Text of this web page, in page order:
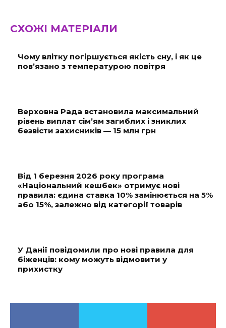
СХОЖІ МАТЕРІАЛИ
Чому влітку погіршується якість сну, і як це
пов’язано з температурою повітря
Верховна Рада встановила максимальний
рівень виплат сім’ям загиблих і зниклих
безвісти захисників — 15 млн грн
Від 1 березня 2026 року програма
«Національний кешбек» отримує нові
правила: єдина ставка 10% замінюється на 5%
або 15%, залежно від категорії товарів
У Данії повідомили про нові правила для
біженців: кому можуть відмовити у
прихистку